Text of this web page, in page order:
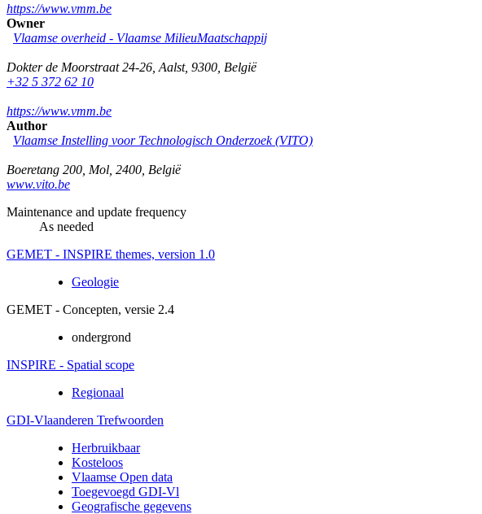
https://www.vmm.be
Owner
Vlaamse overheid - Vlaamse MilieuMaatschappij
Dokter de Moorstraat 24-26 Aalst, 9300 België
+32 5 372 62 10
https://www.vmm.be
Author
Vlaamse Instelling voor Technologisch Onderzoek (VITO)
Boeretang 200 Mol 2400 België
www.vito.be
Maintenance and update frequency
As needed
GEMET - INSPIRE themes, version 1.0
Geologie
GEMET - Concepten, versie 2.4
ondergrond
INSPIRE - Spatial scope
Regionaal
GDI-Vlaanderen Trefwoorden
Herbruikbaar
Kosteloos
Vlaamse Open data
Toegevoegd GDI-Vl
Geografische gegevens